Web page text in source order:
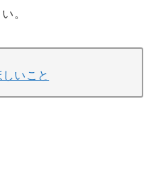
。
いこと